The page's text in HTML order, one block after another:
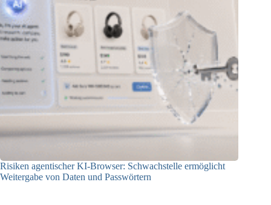
Risiken agentischer KI-Browser: Schwachstelle ermöglicht
Weitergabe von Daten und Passwörtern